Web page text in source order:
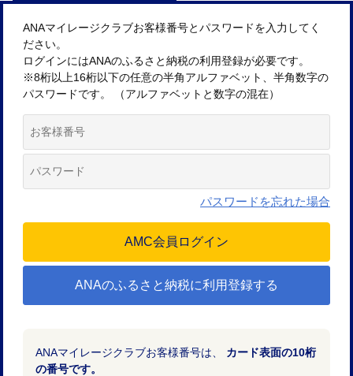
ANAマイレージクラブお客様番号とパスワードを入力してく
ださい。
ログインにはANAのふるさと納税の利用登録が必要です。
※8桁以上16桁以下の任意の半角アルファベット、半角数字の
パスワードです。 （アルファベットと数字の混在）
パスワードを忘れた場合
ANAのふるさと納税に利用登録する
ANAマイレージクラブお客様番号は、 カード表面の10桁
の番号です。